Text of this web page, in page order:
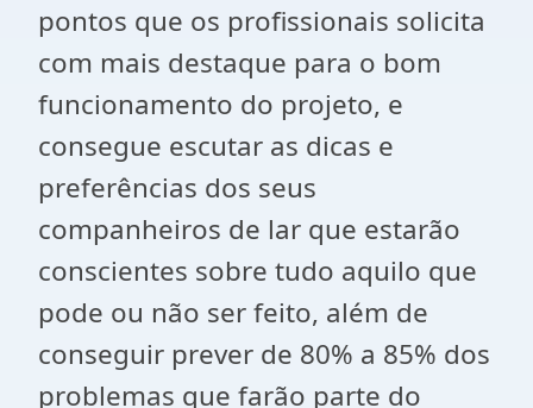
pontos que os profissionais solicita
com mais destaque para o bom
funcionamento do projeto, e
consegue escutar as dicas e
preferências dos seus
companheiros de lar que estarão
conscientes sobre tudo aquilo que
pode ou não ser feito, além de
conseguir prever de 80% a 85% dos
problemas que farão parte do